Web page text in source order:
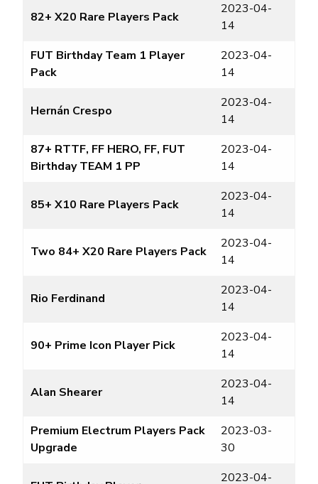
82+ X20 Rare Players Pack
2023-04-
14
FUT Birthday Team 1 Player
Pack
2023-04-
14
Hernán Crespo
2023-04-
14
87+ RTTF, FF HERO, FF, FUT
Birthday TEAM 1 PP
2023-04-
14
85+ X10 Rare Players Pack
2023-04-
14
Two 84+ X20 Rare Players Pack
2023-04-
14
Rio Ferdinand
2023-04-
14
90+ Prime Icon Player Pick
2023-04-
14
Alan Shearer
2023-04-
14
Premium Electrum Players Pack
Upgrade
2023-03-
30
2023-04-